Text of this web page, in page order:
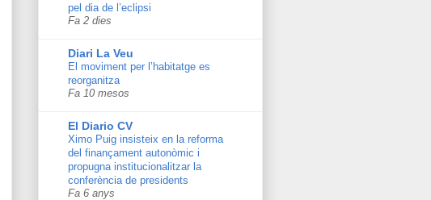
pel dia de l’eclipsi
Fa 2 dies
Diari La Veu
El moviment per l’habitatge es
reorganitza
Fa 10 mesos
El Diario CV
Ximo Puig insisteix en la reforma
del finançament autonòmic i
propugna institucionalitzar la
conferència de presidents
Fa 6 anys